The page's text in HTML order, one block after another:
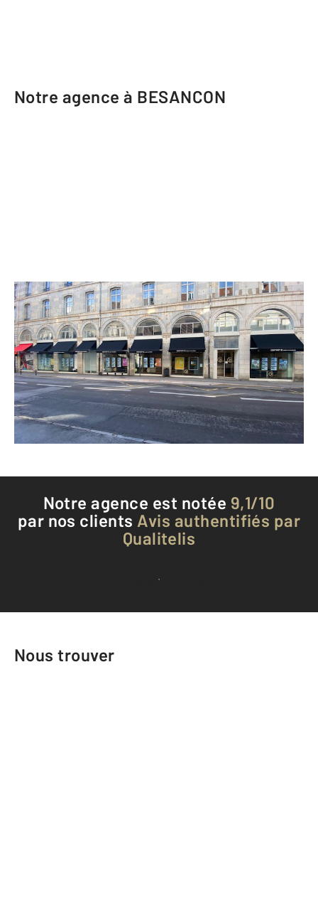
Notre agence à BESANCON
CENTURY 21 Avenir Immobilier
12-14 rue de la République
BESANCON - 25000
Envoyer un message
Téléphoner à l'agence
Notre agence est notée 9,1/10
par nos clients Avis authentifiés par
Qualitelis
Voir tous les avis clients
Nous trouver